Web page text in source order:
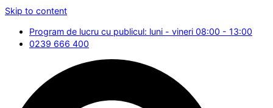
Skip to content
Program de lucru cu publicul: luni - vineri 08:00 - 13:00
0239 666 400